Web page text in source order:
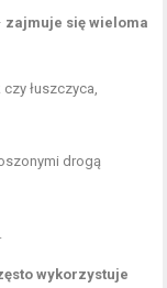
zajmuje się wieloma
łuszczyca,
drogą
wykorzystuje